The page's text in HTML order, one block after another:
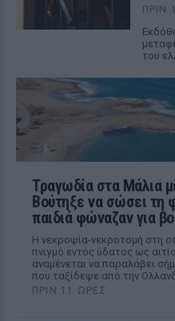
ΠΡΙΝ
του
Τραγωδία στα Μάλια
Βούτηξε να σώσει τη
παιδιά φώναζαν για
Η νεκροψία-νεκροτομή στη
πνιγμό εντός ύδατος ως
αναμένεται να παραλάβει
που ταξίδεψε από την
ΠΡΙΝ 11 ΏΡΕΣ